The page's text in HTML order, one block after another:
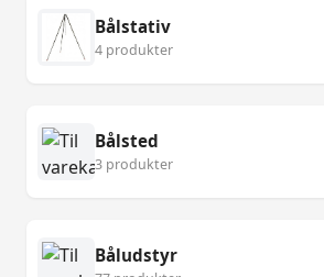
Bålstativ
4 produkter
Bålsted
3 produkter
Båludstyr